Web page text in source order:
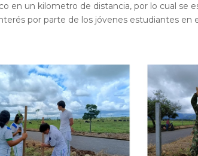
un kilometro de distancia, por lo cual se
por parte de los jóvenes estudiantes en